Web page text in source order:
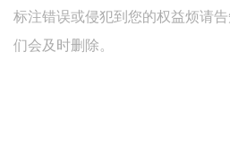
标注错误或侵犯到您的权益烦请
们会及时删除。